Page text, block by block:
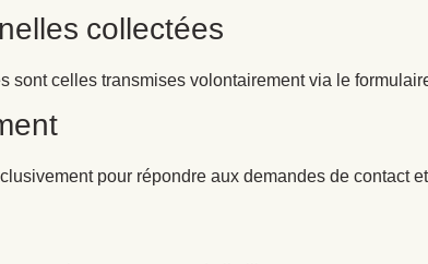
collectées
sont celles transmises volontairement via le
pour répondre aux demandes de contact